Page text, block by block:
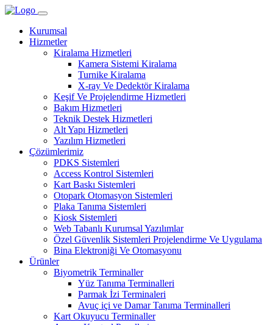
Kurumsal
Hizmetler
Kiralama Hizmetleri
Kamera Sistemi Kiralama
Turnike Kiralama
X-ray Ve Dedektör Kiralama
Keşif Ve Projelendirme Hizmetleri
Bakım Hizmetleri
Teknik Destek Hizmetleri
Alt Yapı Hizmetleri
Yazılım Hizmetleri
Çözümlerimiz
PDKS Sistemleri
Access Kontrol Sistemleri
Kart Baskı Sistemleri
Otopark Otomasyon Sistemleri
Plaka Tanıma Sistemleri
Kiosk Sistemleri
Web Tabanlı Kurumsal Yazılımlar
Özel Güvenlik Sistemleri Projelendirme Ve Uygulama
Bina Elektroniği Ve Otomasyonu
Ürünler
Biyometrik Terminaller
Yüz Tanıma Terminalleri
Parmak İzi Terminaleri
Avuç içi ve Damar Tanıma Terminalleri
Kart Okuyucu Terminaller